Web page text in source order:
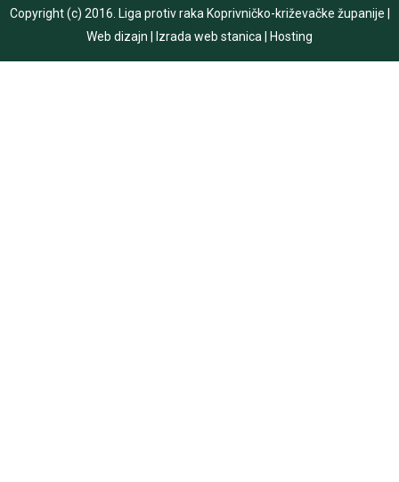
Copyright (c) 2016. Liga protiv raka Koprivničko-križevačke županije
Web dizajn
Izrada web stanica Hosting